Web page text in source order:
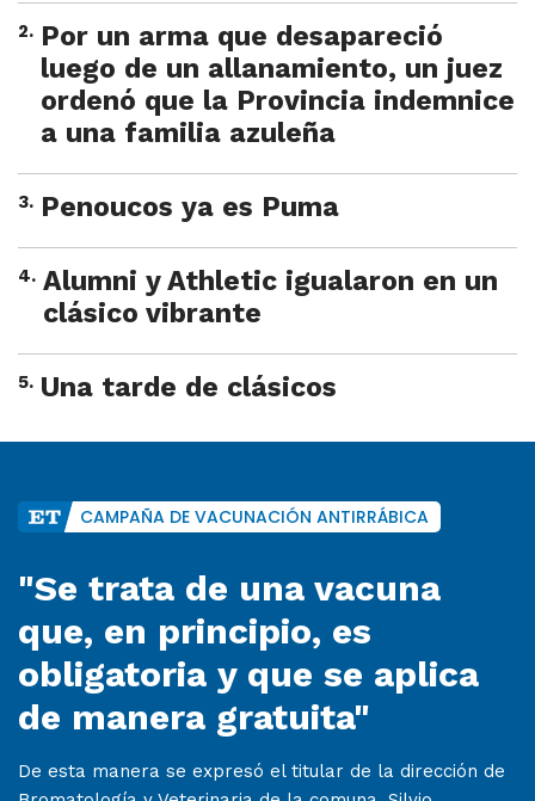
2. Por un arma que desapareció
luego de un allanamiento, un juez
ordenó que la Provincia indemnice
a una familia azuleña
3. Penoucos ya es Puma
4. Alumni y Athletic igualaron en un
clásico vibrante
5. Una tarde de clásicos
CAMPAÑA DE VACUNACIÓN ANTIRRÁBICA
"Se trata de una vacuna
que, en principio, es
obligatoria y que se aplica
de manera gratuita"
De esta manera se expresó el titular de la dirección de